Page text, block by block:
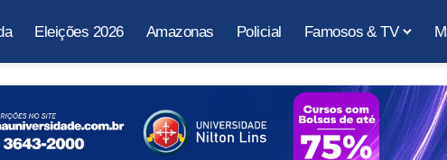
Eleições 2026 Amazonas Policial Famosos & TV